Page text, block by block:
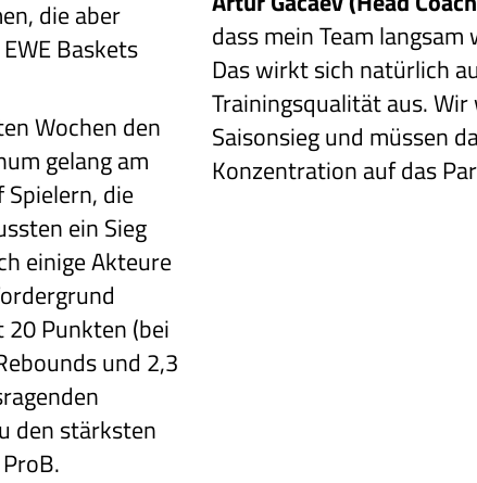
die aber
Baskets
Wochen den
gelang am
die
ein Sieg
einige Akteure
20 Punkten (bei
und 2,3
den stärksten
dass mein Team
Das wirkt sich natürlich
Trainingsqualität aus.
Saisonsieg und müssen
Konzentration auf das